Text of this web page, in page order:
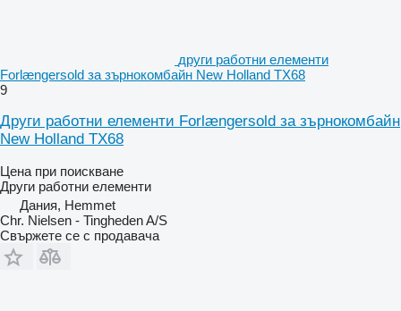
други работни елементи
Forlængersold за зърнокомбайн New Holland TX68
9
Други работни елементи Forlængersold за зърнокомбайн
New Holland TX68
Цена при поискване
Други работни елементи
Дания, Hemmet
Chr. Nielsen - Tingheden A/S
Свържете се с продавача